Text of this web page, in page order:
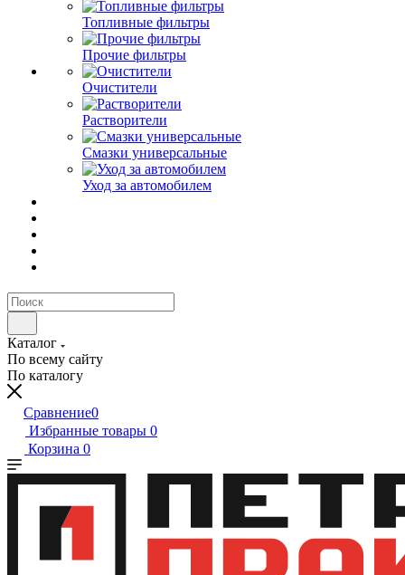
Топливные фильтры
Прочие фильтры
Очистители
Растворители
Смазки универсальные
Уход за автомобилем
Каталог
По всему сайту
По каталогу
Сравнение0
Избранные товары 0
Корзина 0